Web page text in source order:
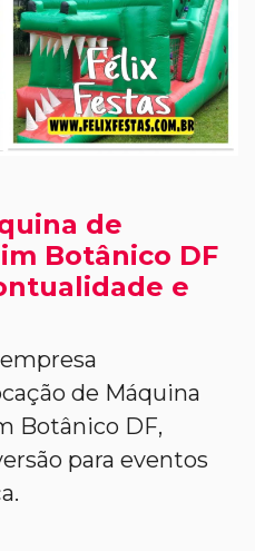
de
Botânico DF
e
de Máquina
Botânico DF,
para eventos